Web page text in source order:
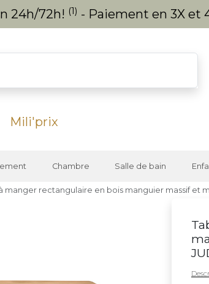
24h/72h! (1) - Paiement en 3X et
Mili'prix
Chambre Salle de bain
manger rectangulaire en bois manguier massif et